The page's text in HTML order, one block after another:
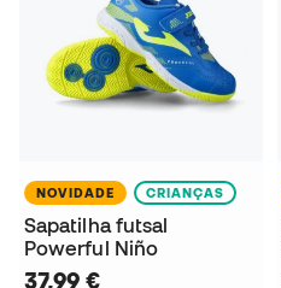
NOVIDADE CRIANÇAS
Sapatilha futsal
Powerful Niño
37,99 €